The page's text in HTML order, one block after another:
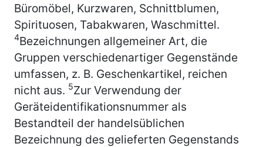
Büromöbel, Kurzwaren, Schnittblumen,
Spirituosen, Tabakwaren, Waschmittel.
4Bezeichnungen allgemeiner Art, die
Gruppen verschiedenartiger Gegenstände
umfassen, z. B. Geschenkartikel, reichen
nicht aus. 5Zur Verwendung der
Geräteidentifikationsnummer als
Bestandteil der handelsüblichen
Bezeichnung des gelieferten Gegenstands